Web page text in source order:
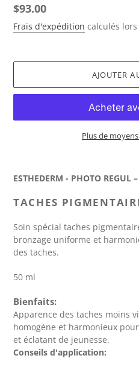
Prix
normal
$93.00
Frais d'expédition calculés
AJOUTER
Plus de
produit
à
panier
ESTHEDERM - PHOTO REGUL
TACHES
Soin spécial taches
bronzage uniforme et
des taches.
50 ml
Bienfaits:
Apparence des taches moins
homogène et harmonieux
et éclatant de jeunesse.
Conseils d'application: